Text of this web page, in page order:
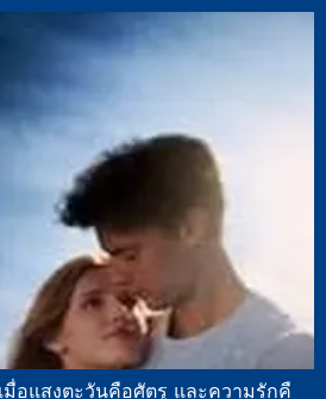
มื่อแสงตะวันคือศัตรู และความรักคื